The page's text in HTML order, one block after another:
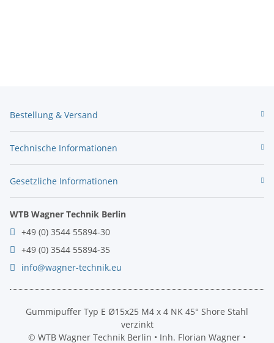
Bestellung & Versand
Technische Informationen
Gesetzliche Informationen
WTB Wagner Technik Berlin
+49 (0) 3544 55894-30
+49 (0) 3544 55894-35
info@wagner-technik.eu
Gummipuffer Typ E Ø15x25 M4 x 4 NK 45° Shore Stahl
verzinkt
© WTB Wagner Technik Berlin • Inh. Florian Wagner •